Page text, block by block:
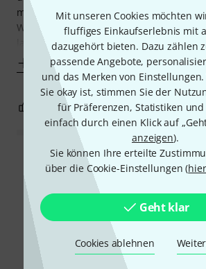
Mit unseren Cookies möchten
fluffiges Einkaufserlebnis mit
dazugehört bieten. Dazu zählen
passende Angebote,
und das Merken von
Sie okay ist, stimmen Sie der
für Präferenzen, Statistiken
einfach durch einen Klick auf
anzeigen).
Sie können Ihre erteilte
über die Cookie-Einstellungen (hier
Geht klar
Cookies ablehnen
meiner Gitarre schrecklich.
Werde mich hier nicht mehr von den
lassen, sondern weitersuchen bis ich
Mehr anzeigen
0 BEWERTUNG MELDEN
Alle Bewertungen
Schon
Alle Ratgeber